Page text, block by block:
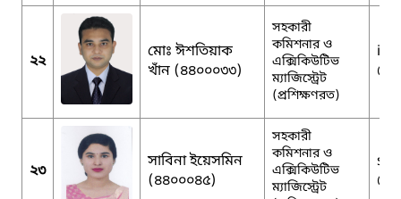
২২
মোঃ ঈশতিয়াক
খাঁন (৪৪০০০৩৩)
সহকারী
কমিশনার ও
এক্সিকিউটিভ
ম্যাজিস্ট্রেট
(প্রশিক্ষণরত)
২৩
সাবিনা ইয়েসমিন
(৪৪০০০৪৫)
সহকারী
কমিশনার ও
এক্সিকিউটিভ
ম্যাজিস্ট্রেট